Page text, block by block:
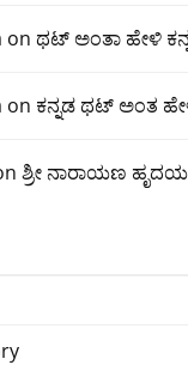
on ಥಟ್ ಅಂತಾ ಹೇಳಿ
on ಕನ್ನಡ ಥಟ್ ಅಂತ
ಶ್ರೀ ನಾರಾಯಣ ಹೃದಯ